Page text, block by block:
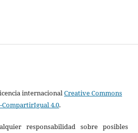
internacionalCreative Commons
4.0.
responsabilidad sobre posibles